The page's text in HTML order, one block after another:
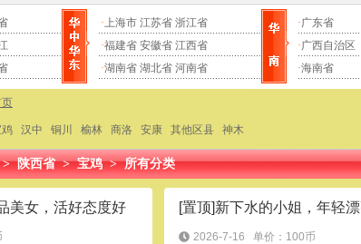
·上海市 江苏省 浙江省
·福建省 安徽省 江西省
·湖南省 湖北省 河南省
·广东省
·广西自治区
·海南省
汉中 铜川 榆林 商洛 安康 其他区县 神木
陕西省>宝鸡>所有分类
美女，活好态度好
2026-7-16 单价：100币